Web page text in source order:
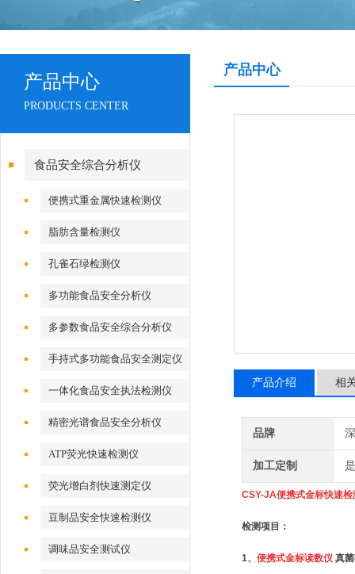
产品中心
PRODUCTS CENTER
食品安全综合分析仪
便携式重金属快速检测仪
脂肪含量检测仪
孔雀石绿检测仪
多功能食品安全分析仪
多参数食品安全综合分析仪
手持式多功能食品安全测定仪
一体化食品安全执法检测仪
精密光谱食品安全分析仪
ATP荧光快速检测仪
荧光增白剂快速测定仪
豆制品安全快速检测仪
调味品安全测试仪
产品中心
产品介绍 相
品牌
加工定制 是
CSY-JA便携式金标快速检
检测项目：
1、 便携式金标读数仪 真